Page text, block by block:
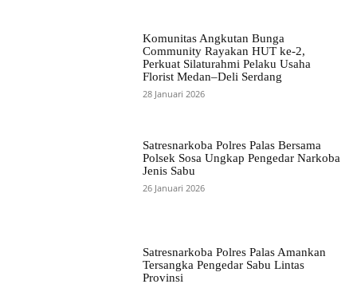
Komunitas Angkutan Bunga
Community Rayakan HUT ke-2,
Perkuat Silaturahmi Pelaku Usaha
Florist Medan–Deli Serdang
28 Januari 2026
Satresnarkoba Polres Palas Bersama
Polsek Sosa Ungkap Pengedar Narkoba
Jenis Sabu
26 Januari 2026
Satresnarkoba Polres Palas Amankan
Tersangka Pengedar Sabu Lintas
Provinsi